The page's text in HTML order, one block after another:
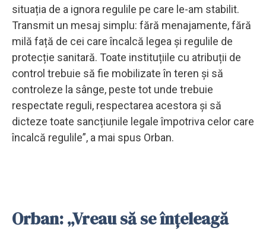
situația de a ignora regulile pe care le-am stabilit.
Transmit un mesaj simplu: fără menajamente, fără
milă față de cei care încalcă legea și regulile de
protecție sanitară. Toate instituțiile cu atribuții de
control trebuie să fie mobilizate în teren și să
controleze la sânge, peste tot unde trebuie
respectate reguli, respectarea acestora și să
dicteze toate sancțiunile legale împotriva celor care
încalcă regulile”, a mai spus Orban.
Orban: „Vreau să se înțeleagă